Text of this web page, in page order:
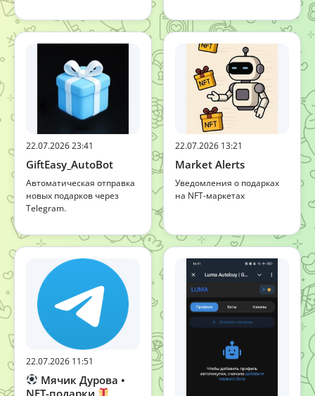
22.07.2026 23:41
GiftEasy_AutoBot
Автоматическая отправка
новых подарков через
Telegram.
22.07.2026 13:21
Market Alerts
Уведомления о подарках
на NFT-маркетах
22.07.2026 11:51
Мячик Дурова •
NFT-подарки